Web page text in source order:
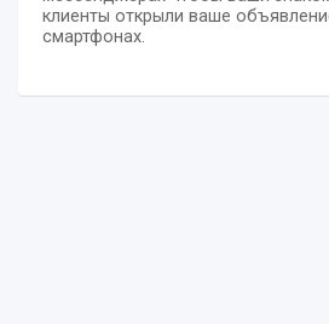
клиенты открыли ваше
смартфонах.